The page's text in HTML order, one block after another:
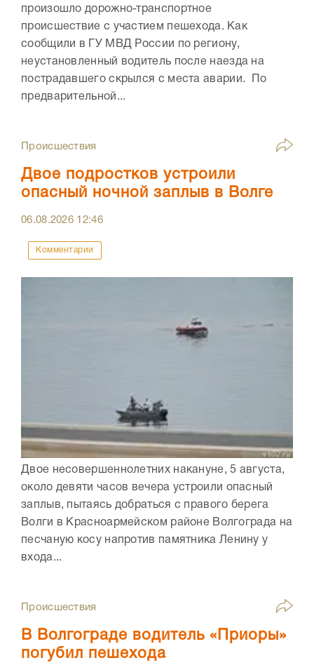
произошло дорожно-транспортное
происшествие с участием пешехода. Как
сообщили в ГУ МВД России по региону,
неустановленный водитель после наезда на
пострадавшего скрылся с места аварии. По
предварительной...
Происшествия
Двое подростков устроили
опасный ночной заплыв в Волге
06.08.2026 12:46
Комментарии
Двое несовершеннолетних накануне, 5 августа,
около девяти часов вечера устроили опасный
заплыв, пытаясь добраться с правого берега
Волги в Красноармейском районе Волгограда на
песчаную косу напротив памятника Ленину у
входа...
Происшествия
В Волгограде водитель «Приоры»
погубил пешехода